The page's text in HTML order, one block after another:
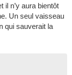
il n’y aura bientôt
Un seul vaisseau
qui sauverait la